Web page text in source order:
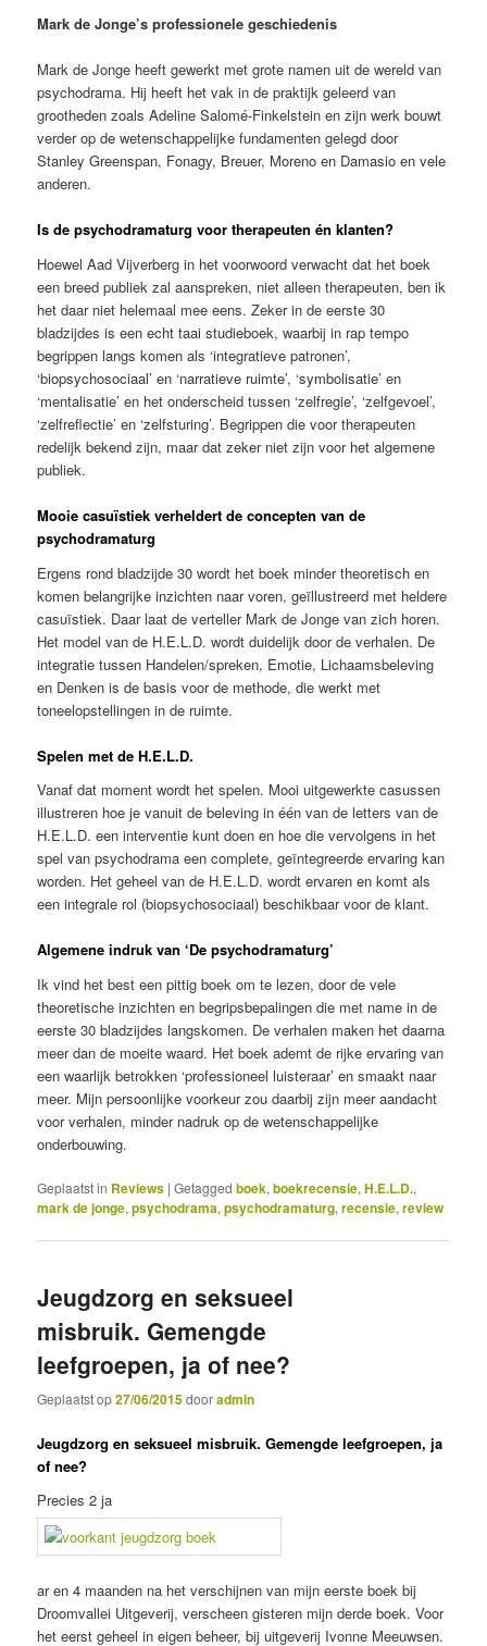
Mark de Jonge’s professionele geschiedenis
Mark de Jonge heeft gewerkt met grote namen uit de wereld van
psychodrama. Hij heeft het vak in de praktijk geleerd van
grootheden zoals Adeline Salomé-Finkelstein en zijn werk bouwt
verder op de wetenschappelijke fundamenten gelegd door
Stanley Greenspan, Fonagy, Breuer, Moreno en Damasio en vele
anderen.
Is de psychodramaturg voor therapeuten én klanten?
Hoewel Aad Vijverberg in het voorwoord verwacht dat het boek
een breed publiek zal aanspreken, niet alleen therapeuten, ben ik
het daar niet helemaal mee eens. Zeker in de eerste 30
bladzijdes is een echt taai studieboek, waarbij in rap tempo
begrippen langs komen als ‘integratieve patronen’,
‘biopsychosociaal’ en ‘narratieve ruimte’, ‘symbolisatie’ en
‘mentalisatie’ en het onderscheid tussen ‘zelfregie’, ‘zelfgevoel’,
‘zelfreflectie’ en ‘zelfsturing’. Begrippen die voor therapeuten
redelijk bekend zijn, maar dat zeker niet zijn voor het algemene
publiek.
Mooie casuïstiek verheldert de concepten van de
psychodramaturg
Ergens rond bladzijde 30 wordt het boek minder theoretisch en
komen belangrijke inzichten naar voren, geïllustreerd met heldere
casuïstiek. Daar laat de verteller Mark de Jonge van zich horen.
Het model van de H.E.L.D. wordt duidelijk door de verhalen. De
integratie tussen Handelen/spreken, Emotie, Lichaamsbeleving
en Denken is de basis voor de methode, die werkt met
toneelopstellingen in de ruimte.
Spelen met de H.E.L.D.
Vanaf dat moment wordt het spelen. Mooi uitgewerkte casussen
illustreren hoe je vanuit de beleving in één van de letters van de
H.E.L.D. een interventie kunt doen en hoe die vervolgens in het
spel van psychodrama een complete, geïntegreerde ervaring kan
worden. Het geheel van de H.E.L.D. wordt ervaren en komt als
een integrale rol (biopsychosociaal) beschikbaar voor de klant.
Algemene indruk van ‘De psychodramaturg’
Ik vind het best een pittig boek om te lezen, door de vele
theoretische inzichten en begripsbepalingen die met name in de
eerste 30 bladzijdes langskomen. De verhalen maken het daarna
meer dan de moeite waard. Het boek ademt de rijke ervaring van
een waarlijk betrokken ‘professioneel luisteraar’ en smaakt naar
meer. Mijn persoonlijke voorkeur zou daarbij zijn meer aandacht
voor verhalen, minder nadruk op de wetenschappelijke
onderbouwing.
Geplaatst in Reviews |Getagged boek,boekrecensie,H.E.L.D.,
mark de jonge,psychodrama,psychodramaturg,recensie,review
Jeugdzorg en seksueel
misbruik. Gemengde
leefgroepen, ja of nee?
Geplaatst op27/06/2015dooradmin
Jeugdzorg en seksueel misbruik. Gemengde leefgroepen, ja
of nee?
Precies 2 ja
ar en 4 maanden na het verschijnen van mijn eerste boek bij
Droomvallei Uitgeverij, verscheen gisteren mijn derde boek. Voor
het eerst geheel in eigen beheer, bij uitgeverij Ivonne Meeuwsen.